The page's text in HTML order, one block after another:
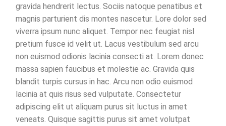
gravida hendrerit lectus. Sociis natoque penatibus et
magnis parturient dis montes nascetur. Lore dolor sed
viverra ipsum nunc aliquet. Tempor nec feugiat nisl
pretium fusce id velit ut. Lacus vestibulum sed arcu
non euismod odionis lacinia consecti at. Lorem donec
massa sapien faucibus et molestie ac. Gravida quis
blandit turpis cursus in hac. Arcu non odio euismod
lacinia at quis risus sed vulputate. Consectetur
adipiscing elit ut aliquam purus sit luctus in amet
veneats. Quisque sagittis purus sit amet volutpat